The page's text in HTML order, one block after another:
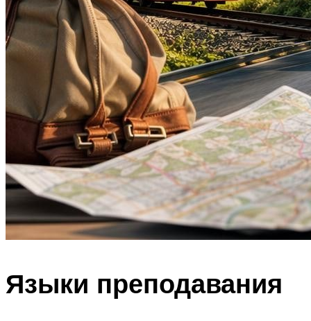
Языки преподавания